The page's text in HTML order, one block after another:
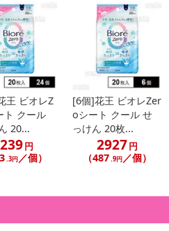
りお届けする商品は、ご利用いた
を目的としており、転売等は固く
された場合は、サービス利用を停
王 ビオレZ
ト クール
20...
円
.3円／個）
[6個]花王 ビオレZer
oシート クール せ
っけん 20枚...
2927円
（487.9円／個）